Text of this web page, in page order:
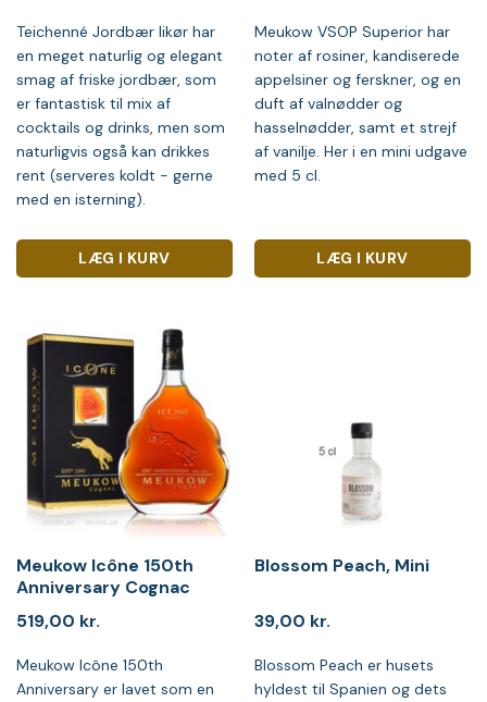
Teichenné Jordbær likør har
en meget naturlig og elegant
smag af friske jordbær, som
er fantastisk til mix af
cocktails og drinks, men som
naturligvis også kan drikkes
rent (serveres koldt - gerne
med en isterning).
LÆG I KURV
Meukow VSOP Superior har
noter af rosiner, kandiserede
appelsiner og ferskner, og en
duft af valnødder og
hasselnødder, samt et strejf
af vanilje. Her i en mini udgave
med 5 cl.
LÆG I KURV
Meukow Icône 150th
Anniversary Cognac
519,00 kr.
Meukow Icône 150th
Anniversary er lavet som en
Blossom Peach, Mini
39,00 kr.
Blossom Peach er husets
hyldest til Spanien og dets